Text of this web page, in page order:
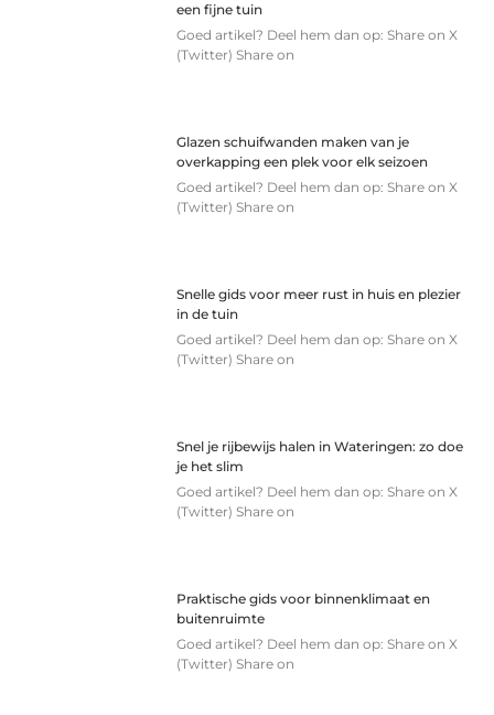
een fijne tuin
Goed artikel? Deel hem dan op: Share on X
(Twitter) Share on
Glazen schuifwanden maken van je
overkapping een plek voor elk seizoen
Goed artikel? Deel hem dan op: Share on X
(Twitter) Share on
Snelle gids voor meer rust in huis en plezier
in de tuin
Goed artikel? Deel hem dan op: Share on X
(Twitter) Share on
Snel je rijbewijs halen in Wateringen: zo doe
je het slim
Goed artikel? Deel hem dan op: Share on X
(Twitter) Share on
Praktische gids voor binnenklimaat en
buitenruimte
Goed artikel? Deel hem dan op: Share on X
(Twitter) Share on